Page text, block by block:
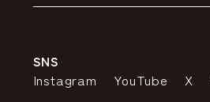
特定商取引法の表示
SNS
Instagram YouTube X